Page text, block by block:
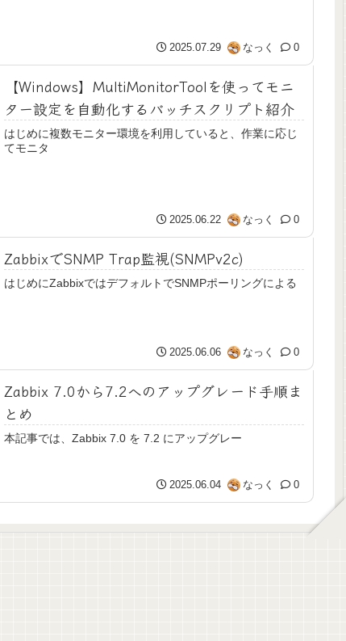
2025.07.29 なっく 0
【Windows】MultiMonitorToolを使ってモニ
ター設定を自動化するバッチスクリプト紹介
はじめに複数モニター環境を利用していると、作業に応じ
てモニタ
2025.06.22 なっく 0
ZabbixでSNMP Trap監視(SNMPv2c)
はじめにZabbixではデフォルトでSNMPポーリングによる
2025.06.06 なっく 0
Zabbix 7.0から7.2へのアップグレード手順ま
とめ
本記事では、Zabbix 7.0 を 7.2 にアップグレー
2025.06.04 なっく 0